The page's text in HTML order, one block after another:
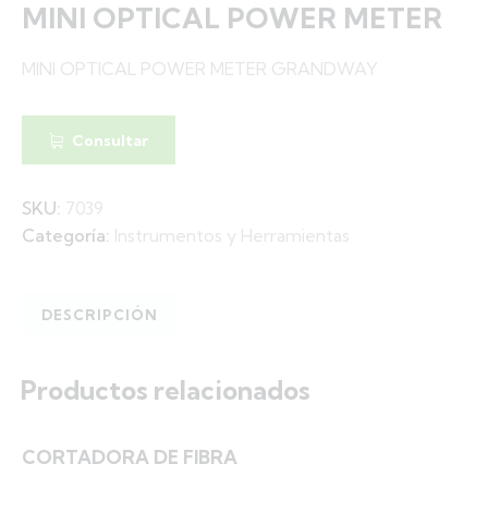
MINI OPTICAL POWER METER
MINI OPTICAL POWER METER GRANDWAY
Consultar
SKU: 7039
Categoría: Instrumentos y Herramientas
DESCRIPCIÓN
Productos relacionados
CORTADORA DE FIBRA